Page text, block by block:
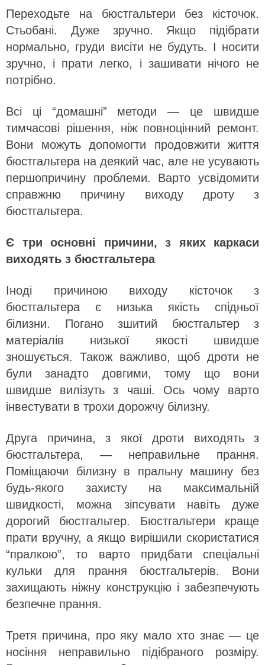
Переходьте на бюстгальтери без кісточок.
Стьобані. Дуже зручно. Якщо підібрати
нормально, груди висіти не будуть. І носити
зручно, і прати легко, і зашивати нічого не
потрібно.
Всі ці “домашні” методи — це швидше
тимчасові рішення, ніж повноцінний ремонт.
Вони можуть допомогти продовжити життя
бюстгальтера на деякий час, але не усувають
першопричину проблеми. Варто усвідомити
справжню причину виходу дроту з
бюстгальтера.
Є три основні причини, з яких каркаси
виходять з бюстгальтера
Іноді причиною виходу кісточок з
бюстгальтера є низька якість спідньої
білизни. Погано зшитий бюстгальтер з
матеріалів низької якості швидше
зношується. Також важливо, щоб дроти не
були занадто довгими, тому що вони
швидше вилізуть з чаші. Ось чому варто
інвестувати в трохи дорожчу білизну.
Друга причина, з якої дроти виходять з
бюстгальтера, — неправильне прання.
Поміщаючи білизну в пральну машину без
будь-якого захисту на максимальній
швидкості, можна зіпсувати навіть дуже
дорогий бюстгальтер. Бюстгальтери краще
прати вручну, а якщо вирішили скористатися
“пралкою”, то варто придбати спеціальні
кульки для прання бюстгальтерів. Вони
захищають ніжну конструкцію і забезпечують
безпечне прання.
Третя причина, про яку мало хто знає — це
носіння неправильно підібраного розміру.